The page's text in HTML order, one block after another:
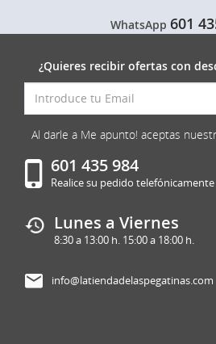
WhatsApp 601
¿Quieres recibir ofertas con
Al darle a Me apunto! aceptas
601 435 984
Realice su pedido telefónicamente
Lunes a Viernes
8:30 a 13:00 h. 15:00 a 18:00 h.
info@latiendadelaspegatinas.com